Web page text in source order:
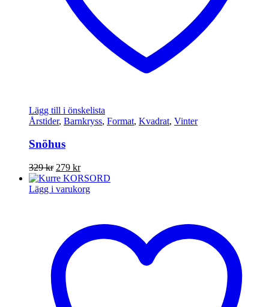
Lägg till i önskelista
Årstider, Barnkryss, Format, Kvadrat, Vinter
Snöhus
329kr Det
ursprungliga
priset
279 krDet
nuvarande
priset
Lägg i varukorg